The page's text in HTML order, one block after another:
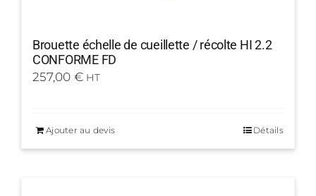
Brouette échelle de cueillette / récolte HI 2.2
CONFORME FD
257,00 € HT
Ajouter au devis Détails